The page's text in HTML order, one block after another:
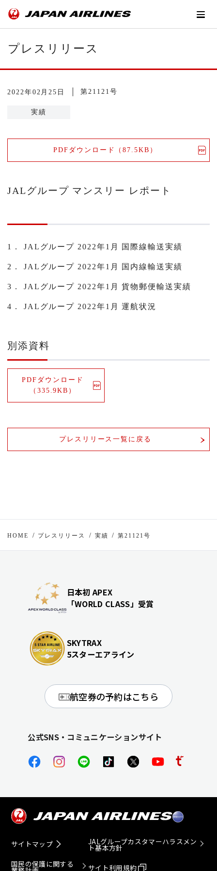
プレスリリース
2022年02月25日 第21121号
実績
PDFダウンロード（87.5KB）
JALグループ マンスリー レポート
1． JALグループ 2022年1月 国際線輸送実績
2． JALグループ 2022年1月 国内線輸送実績
3． JALグループ 2022年1月 貨物郵便輸送実績
4． JALグループ 2022年1月 運航状況
別添資料
PDFダウンロード
（335.9KB）
プレスリリース一覧に戻る
HOME プレスリリース 実績 第21121号
日本初 APEX
「WORLD CLASS」受賞
SKYTRAX
5スターエアライン
航空券の予約はこちら
公式SNS・コミュニケーションサイト
サイトマップ
国民の保護に関する
JALグループカスタマーハラスメン
ト基本方針
サイト利用規約